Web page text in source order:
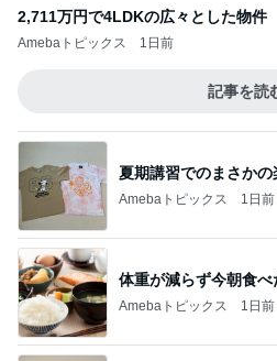
2,711万円で4LDKの広々とした物件
Amebaトピックス 1日前
記事を読
夏期講習でのまさかの
Amebaトピックス 1日前
体重が減らず今朝食べ
Amebaトピックス 1日前